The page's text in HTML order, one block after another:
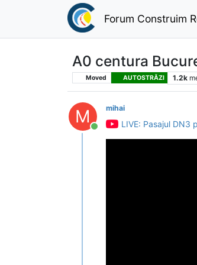
Forum Construim
A0 centura
Moved AUTOSTRĂZI 1.2k
M
Conectat
mihai
LIVE: Pasajul DN3